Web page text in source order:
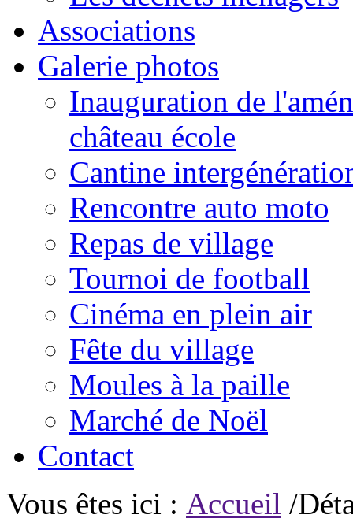
Associations
Galerie photos
Inauguration de
château école
Cantine
Rencontre auto moto
Repas de village
Tournoi de football
Cinéma en plein air
Fête du village
Moules à la paille
Marché de Noël
Contact
Vous êtes ici : Accueil /